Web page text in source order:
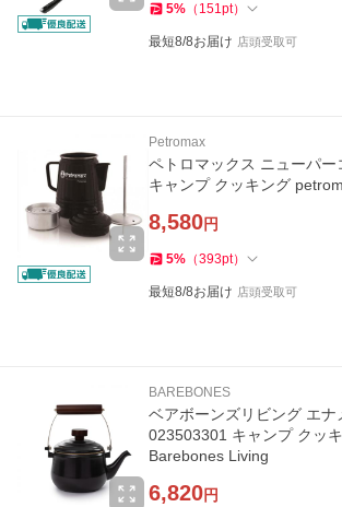
5% （ 151pt）
最短8/8お届け 店頭受取可
Petromax
ペトロマックス ニューパ
キャンプ クッキング
8,580円
5% （393pt）
最短8/8お届け 店頭受取可
BAREBONES
ベアボーンズリビング エナ
023503301 キャンプ クッ
Barebones Living
6,820円